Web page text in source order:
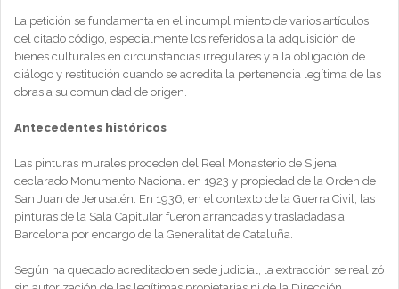
La petición se fundamenta en el incumplimiento de varios artículos
del citado código, especialmente los referidos a la adquisición de
bienes culturales en circunstancias irregulares y a la obligación de
diálogo y restitución cuando se acredita la pertenencia legítima de las
obras a su comunidad de origen.
Antecedentes históricos
Las pinturas murales proceden del Real Monasterio de Sijena,
declarado Monumento Nacional en 1923 y propiedad de la Orden de
San Juan de Jerusalén. En 1936, en el contexto de la Guerra Civil, las
pinturas de la Sala Capitular fueron arrancadas y trasladadas a
Barcelona por encargo de la Generalitat de Cataluña.
Según ha quedado acreditado en sede judicial, la extracción se realizó